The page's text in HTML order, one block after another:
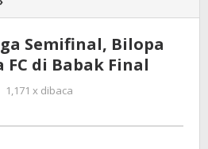
Laga
Semifinal,
Bilopa
FC
Jumpa
Semifinal, Bilopa
FC di Babak Final
1,171 x dibaca